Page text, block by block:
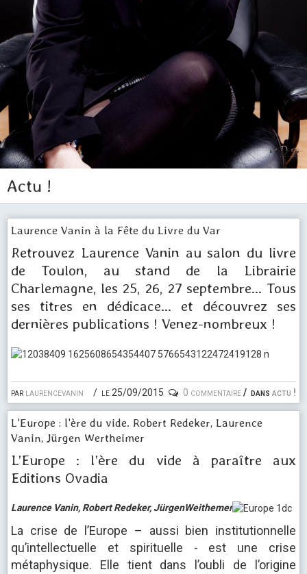
Actu !
Laurence Vanin à la Fête du Livre du Var
par laurencevanin le 25/09/2015 dans actu !
0 commentaire
Retrouvez Laurence Vanin au salon du livre
de Toulon, au stand de la Librairie
Charlemagne, les 25, 26, 27 septembre... Tous
ses titres en dédicace... et découvrez ses
dernières publications ! Venez-nombreux !
L'Europe : l'ère du vide. Robert Redeker, Laurence
Vanin, Jürgen Wertheimer
L’Europe : l’ère du vide à paraître aux
Editions Ovadia
Laurence Vanin, Robert Redeker, JürgenWeithemer
La crise de l’Europe – aussi bien institutionnelle
qu’intellectuelle et spirituelle - est une crise
métaphysique. Elle tient dans l’oubli de l’origine